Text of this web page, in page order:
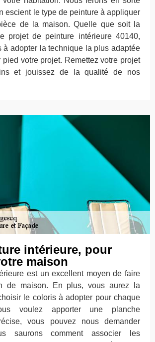
escient le type de peinture à appliquer
de la maison. Quelle que soit la
projet de peinture intérieure 40140,
à adopter la technique la plus adaptée
pied votre projet. Remettez votre projet
et jouissez de la qualité de nos
intérieure, pour
maison
est un excellent moyen de faire
de maison. En plus, vous aurez la
le coloris à adopter pour chaque
voulez apporter une planche
vous pouvez nous demander
saurons comment associer les